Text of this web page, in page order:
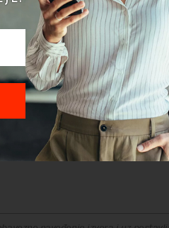
Locals look
it was the only
bridge in the world.
htNYo36IDR
August 6,